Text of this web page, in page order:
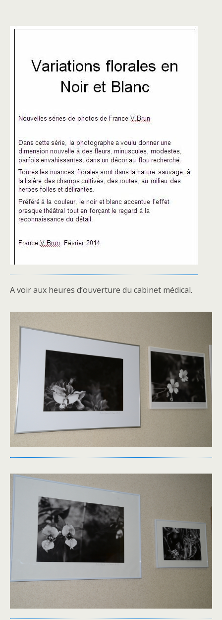
A voir aux heures d’ouverture du cabinet médical.